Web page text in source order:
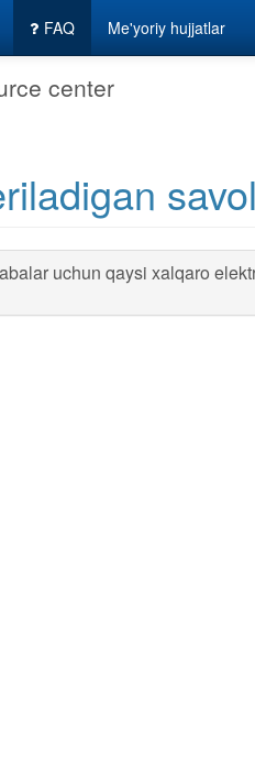
FAQ Me'yoriy hujjatlar
center
uchun qaysi xalqaro